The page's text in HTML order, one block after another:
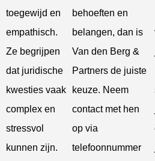
toegewijd en
empathisch.
Ze begrijpen
dat juridische
kwesties vaak
complex en
stressvol
kunnen zijn.
behoeften en
belangen, dan is
Van den Berg &
Partners de juiste
keuze. Neem
contact met hen
op via
telefoonnummer